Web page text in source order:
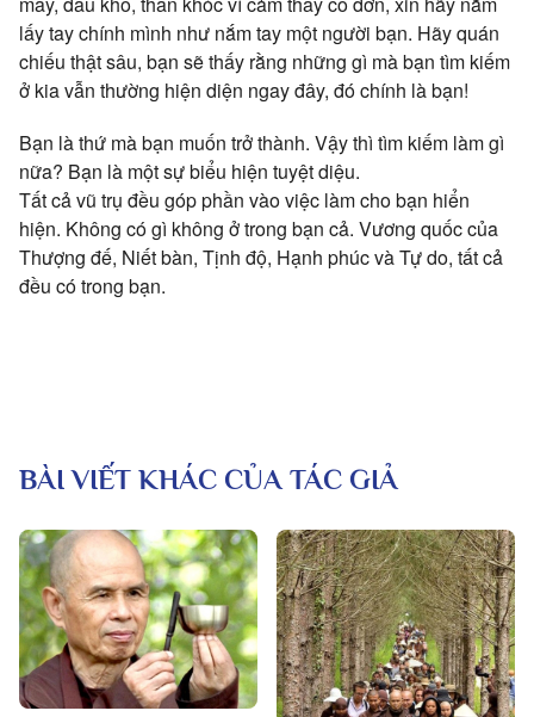
lấy tay chính mình như nắm tay một người bạn. Hãy quán
chiếu thật sâu, bạn sẽ thấy rằng những gì mà bạn tìm kiếm
ở kia vẫn thường hiện diện ngay đây, đó chính là bạn!
Bạn là thứ mà bạn muốn trở thành. Vậy thì tìm kiếm làm gì
nữa? Bạn là một sự biểu hiện tuyệt diệu.
Tất cả vũ trụ đều góp phần vào việc làm cho bạn hiển
hiện. Không có gì không ở trong bạn cả. Vương quốc của
Thượng đế, Niết bàn, Tịnh độ, Hạnh phúc và Tự do, tất cả
đều có trong bạn.
BÀI VIẾT KHÁC CỦA TÁC GIẢ